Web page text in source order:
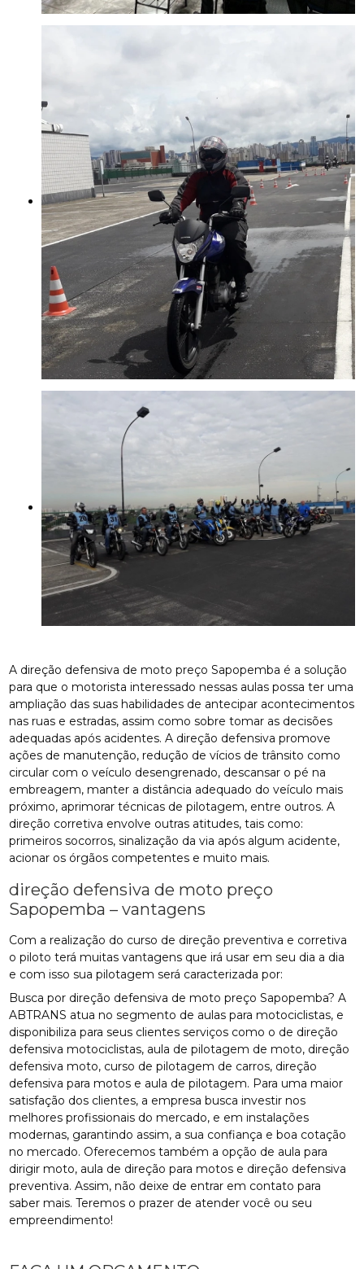
A direção defensiva de moto preço Sapopemba é a solução
para que o motorista interessado nessas aulas possa ter uma
ampliação das suas habilidades de antecipar acontecimentos
nas ruas e estradas, assim como sobre tomar as decisões
adequadas após acidentes. A direção defensiva promove
ações de manutenção, redução de vícios de trânsito como
circular com o veículo desengrenado, descansar o pé na
embreagem, manter a distância adequado do veículo mais
próximo, aprimorar técnicas de pilotagem, entre outros. A
direção corretiva envolve outras atitudes, tais como:
primeiros socorros, sinalização da via após algum acidente,
acionar os órgãos competentes e muito mais.
direção defensiva de moto preço
Sapopemba – vantagens
Com a realização do curso de direção preventiva e corretiva
o piloto terá muitas vantagens que irá usar em seu dia a dia
e com isso sua pilotagem será caracterizada por:
Busca por direção defensiva de moto preço Sapopemba? A
ABTRANS atua no segmento de aulas para motociclistas, e
disponibiliza para seus clientes serviços como o de direção
defensiva motociclistas, aula de pilotagem de moto, direção
defensiva moto, curso de pilotagem de carros, direção
defensiva para motos e aula de pilotagem. Para uma maior
satisfação dos clientes, a empresa busca investir nos
melhores profissionais do mercado, e em instalações
modernas, garantindo assim, a sua confiança e boa cotação
no mercado. Oferecemos também a opção de aula para
dirigir moto, aula de direção para motos e direção defensiva
preventiva. Assim, não deixe de entrar em contato para
saber mais. Teremos o prazer de atender você ou seu
empreendimento!